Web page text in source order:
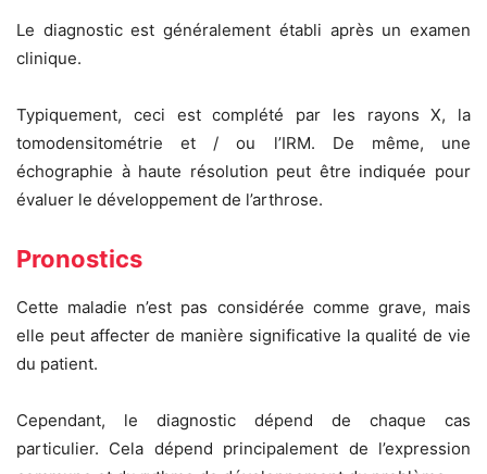
Le diagnostic est généralement établi après un examen
clinique.
Typiquement, ceci est complété par les rayons X, la
tomodensitométrie et / ou l’IRM. De même, une
échographie à haute résolution peut être indiquée pour
évaluer le développement de l’arthrose.
Pronostics
Cette maladie n’est pas considérée comme grave, mais
elle peut affecter de manière significative la qualité de vie
du patient.
Cependant, le diagnostic dépend de chaque cas
particulier. Cela dépend principalement de l’expression